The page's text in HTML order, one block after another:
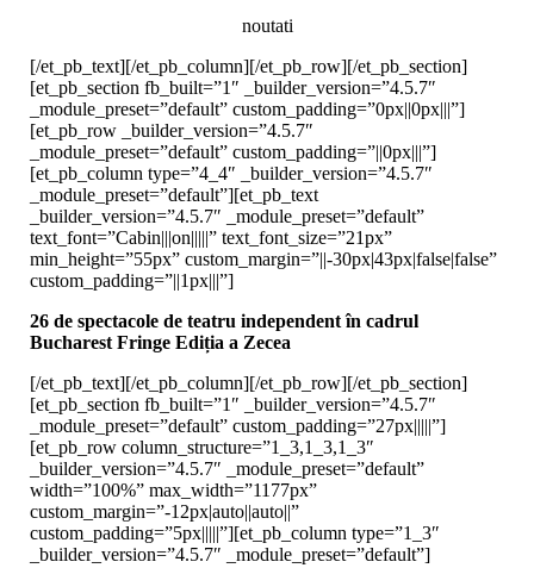
noutati
[/et_pb_text][/et_pb_column][/et_pb_row][/et_pb_section]
[et_pb_section fb_built=”1″ _builder_version=”4.5.7″
_module_preset=”default” custom_padding=”0px||0px|||”]
[et_pb_row _builder_version=”4.5.7″
_module_preset=”default” custom_padding=”||0px|||”]
[et_pb_column type=”4_4″ _builder_version=”4.5.7″
_module_preset=”default”][et_pb_text
_builder_version=”4.5.7″ _module_preset=”default”
text_font=”Cabin|||on|||||” text_font_size=”21px”
min_height=”55px” custom_margin=”||-30px|43px|false|false”
custom_padding=”||1px|||”]
26 de spectacole de teatru independent în cadrul
Bucharest Fringe Ediția a Zecea
[/et_pb_text][/et_pb_column][/et_pb_row][/et_pb_section]
[et_pb_section fb_built=”1″ _builder_version=”4.5.7″
_module_preset=”default” custom_padding=”27px|||||”]
[et_pb_row column_structure=”1_3,1_3,1_3″
_builder_version=”4.5.7″ _module_preset=”default”
width=”100%” max_width=”1177px”
custom_margin=”-12px|auto||auto||”
custom_padding=”5px|||||”][et_pb_column type=”1_3″
_builder_version=”4.5.7″ _module_preset=”default”]